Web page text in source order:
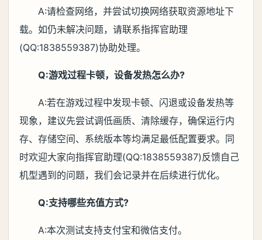
A:请检查网络，并尝试切换网络获取资源地址下
载。如仍未解决问题，请联系指挥官助理
(QQ:1838559387)协助处理。
Q:游戏过程卡顿，设备发热怎么办?
A:若在游戏过程中发现卡顿、闪退或设备发热等
现象，建议先尝试调低画质、清除缓存，确保运行内
存、存储空间、系统版本等均满足最低配置要求。同
时欢迎大家向指挥官助理(QQ:1838559387)反馈自己
机型遇到的问题，我们会记录并在后续进行优化。
Q:支持哪些充值方式?
A:本次测试支持支付宝和微信支付。